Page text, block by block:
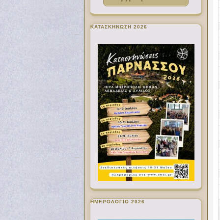
ΚΑΤΑΣΚΗΝΩΣΗ 2026
ΗΜΕΡΟΛΟΓΙΟ 2026